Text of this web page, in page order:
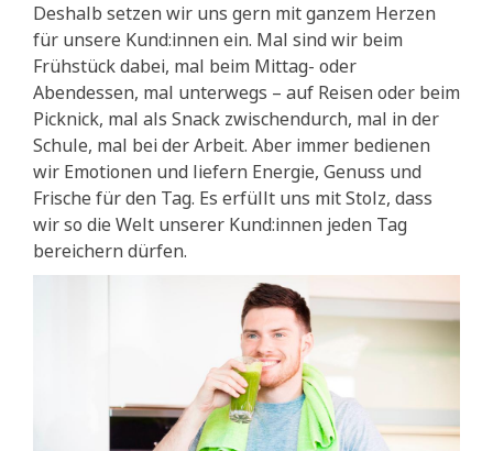
Deshalb setzen wir uns gern mit ganzem Herzen
für unsere Kund:innen ein. Mal sind wir beim
Frühstück dabei, mal beim Mittag- oder
Abendessen, mal unterwegs – auf Reisen oder beim
Picknick, mal als Snack zwischendurch, mal in der
Schule, mal bei der Arbeit. Aber immer bedienen
wir Emotionen und liefern Energie, Genuss und
Frische für den Tag. Es erfüllt uns mit Stolz, dass
wir so die Welt unserer Kund:innen jeden Tag
bereichern dürfen.